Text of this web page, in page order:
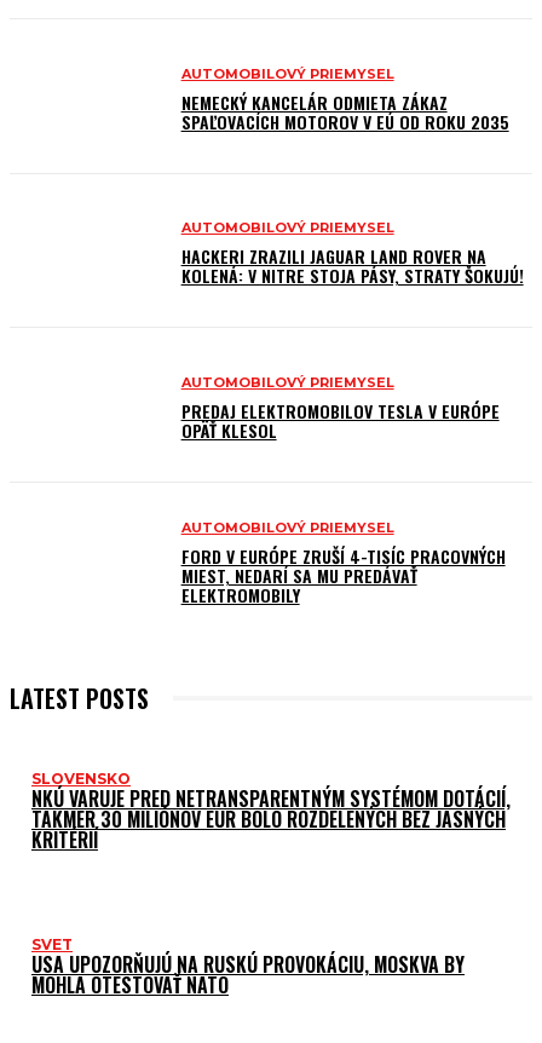
AUTOMOBILOVÝ PRIEMYSEL
NEMECKÝ KANCELÁR ODMIETA ZÁKAZ
SPAĽOVACÍCH MOTOROV V EÚ OD ROKU 2035
AUTOMOBILOVÝ PRIEMYSEL
HACKERI ZRAZILI JAGUAR LAND ROVER NA
KOLENÁ: V NITRE STOJA PÁSY, STRATY ŠOKUJÚ!
AUTOMOBILOVÝ PRIEMYSEL
PREDAJ ELEKTROMOBILOV TESLA V EURÓPE
OPÄŤ KLESOL
AUTOMOBILOVÝ PRIEMYSEL
FORD V EURÓPE ZRUŠÍ 4-TISÍC PRACOVNÝCH
MIEST, NEDARÍ SA MU PREDÁVAŤ
ELEKTROMOBILY
LATEST POSTS
SLOVENSKO
NKÚ VARUJE PRED NETRANSPARENTNÝM SYSTÉMOM DOTÁCIÍ,
TAKMER 30 MILIÓNOV EUR BOLO ROZDELENÝCH BEZ JASNÝCH
KRITÉRIÍ
SVET
USA UPOZORŇUJÚ NA RUSKÚ PROVOKÁCIU, MOSKVA BY
MOHLA OTESTOVAŤ NATO